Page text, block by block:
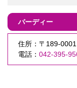
バーディー
住所：〒189-
電話： 042-395-